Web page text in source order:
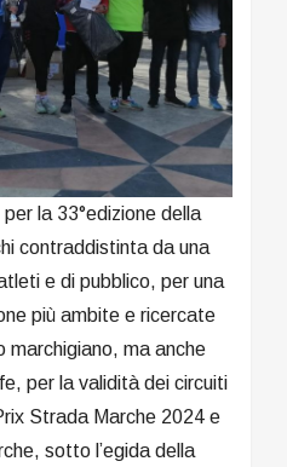
la 33°edizione della
contraddistinta da una
e di pubblico, per una
più ambite e ricercate
marchigiano, ma anche
per la validità dei circuiti
Strada Marche 2024 e
sotto l’egida della